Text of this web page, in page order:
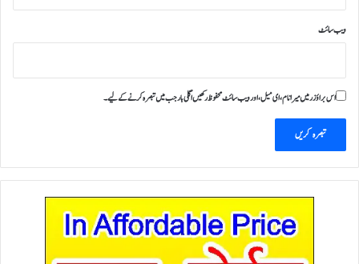
ویب‌ سائٹ
اس براؤزر میں میرا نام، ای میل، اور ویب سائٹ محفوظ رکھیں اگلی بار جب میں تبصرہ کرنے کےلیے۔